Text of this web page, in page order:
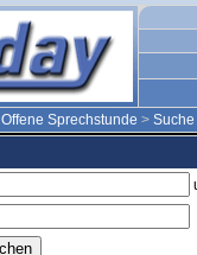
Offene Sprechstunde > Suche